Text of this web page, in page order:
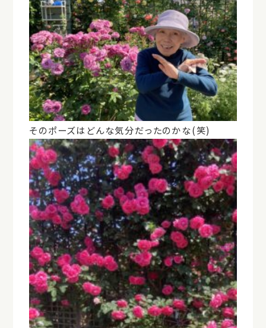
そのポーズはどんな気分だったのかな(笑)